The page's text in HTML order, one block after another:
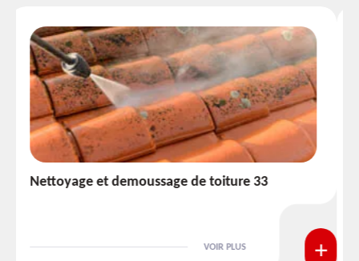
Etanchéité toiture 33
VOIR PLUS